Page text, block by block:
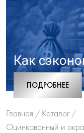
Как
ПОДРОБНЕЕ
Главная / Каталог /
Оцинкованный и